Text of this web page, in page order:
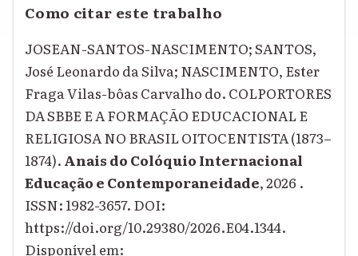
Como citar este trabalho
JOSEAN-SANTOS-NASCIMENTO; SANTOS,
José Leonardo da Silva; NASCIMENTO, Ester
Fraga Vilas-bôas Carvalho do. COLPORTORES
DA SBBE E A FORMAÇÃO EDUCACIONAL E
RELIGIOSA NO BRASIL OITOCENTISTA (1873–
1874). Anais do Colóquio Internacional
Educação e Contemporaneidade, 2026 .
ISSN: 1982-3657. DOI:
https://doi.org/10.29380/2026.E04.1344.
Disponível em: